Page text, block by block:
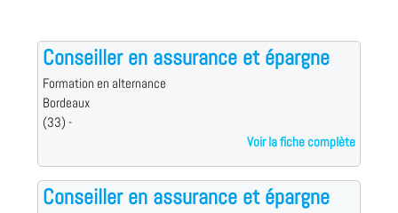
Conseiller en assurance et épargne
Formation en alternance
Bordeaux
(33) -
Voir la fiche complète
Conseiller en assurance et épargne